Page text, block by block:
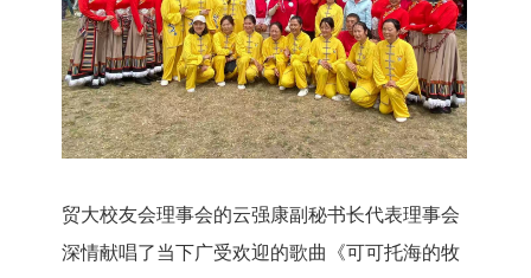
贸大校友会理事会的云强康副秘书长代表理事会
深情献唱了当下广受欢迎的歌曲《可可托海的牧